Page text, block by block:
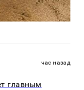
час назад
главным